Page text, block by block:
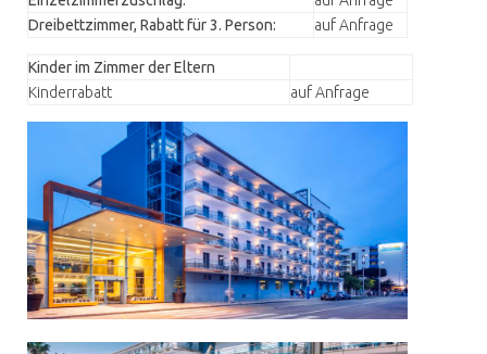
Dreibettzimmer, Rabatt für 3. Person:
auf Anfrage
Kinder im Zimmer der Eltern
Kinderrabatt
auf Anfrage